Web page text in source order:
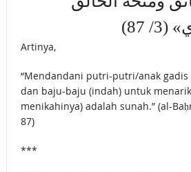
HALAL JIKA SEBAB
BERUBAH
ISTIDLAL BATIL
87)
Artinya,
“Mendandani putri-putri/anak
dan baju-baju (indah) untuk
menikahinya) adalah sunah.” (al-
87)
***